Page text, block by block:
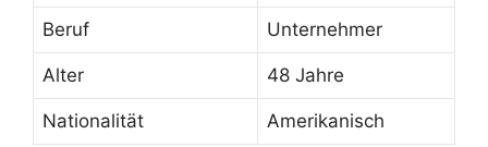
Beruf Unternehmer
Alter 48 Jahre
Nationalität Amerikanisch